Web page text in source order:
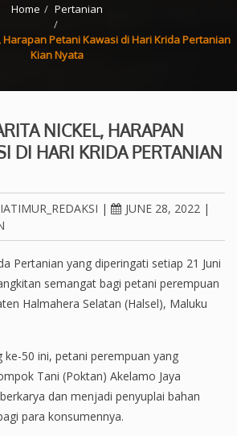
Home Pertanian
Harapan Petani Kawasi di Hari Krida Pertanian
Kian Nyata
NICKEL, HARAPAN
DI HARI KRIDA PERTANIAN
| JUNE 28, 2022 |
Pertanian yang diperingati setiap 21 Juni
semangat bagi petani perempuan
Halmahera Selatan (Halsel), Maluku
ke-50 ini, petani perempuan yang
Tani (Poktan) Akelamo Jaya
dan menjadi penyuplai bahan
para konsumennya.